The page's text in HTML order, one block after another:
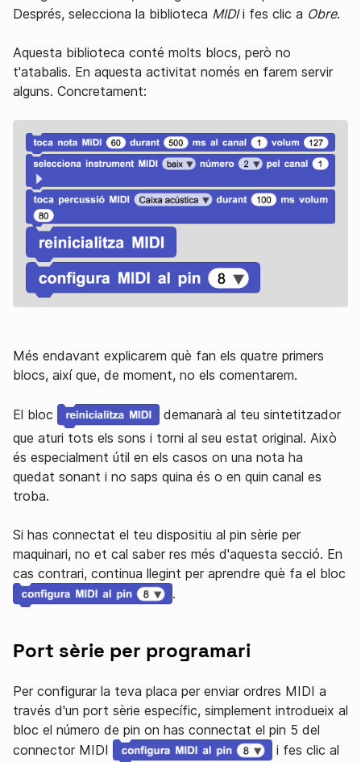
Després, selecciona la biblioteca MIDIi fes clic a Obre.
Aquesta biblioteca conté molts blocs, però no
t'atabalis. En aquesta activitat només en farem servir
alguns. Concretament:
Més endavant explicarem què fan els quatre primers
blocs, així que, de moment, no els comentarem.
El bloc
demanarà al teu sintetitzador
que aturi tots els sons i torni al seu estat original. Això
és especialment útil en els casos on una nota ha
quedat sonant i no saps quina és o en quin canal es
troba.
Si has connectat el teu dispositiu al pin sèrie per
maquinari, no et cal saber res més d'aquesta secció. En
cas contrari, continua llegint per aprendre què fa el bloc
.
Port sèrie per programari
Per configurar la teva placa per enviar ordres MIDI a
través d'un port sèrie específic, simplement introdueix al
bloc el número de pin on has connectat el pin 5 del
connector MIDI
i fes clic al